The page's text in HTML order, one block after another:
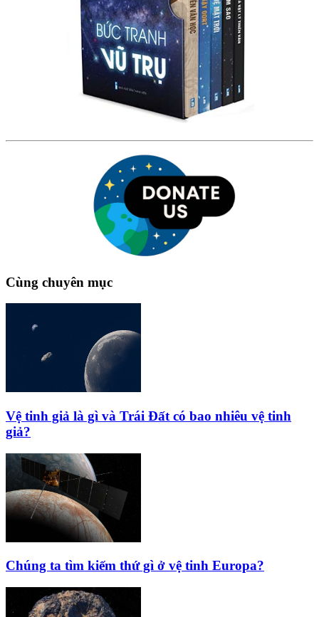
Cùng chuyên mục
Vệ tinh giả là gì và Trái Đất có bao nhiêu vệ tinh
giả?
Chúng ta tìm kiếm thứ gì ở vệ tinh Europa?